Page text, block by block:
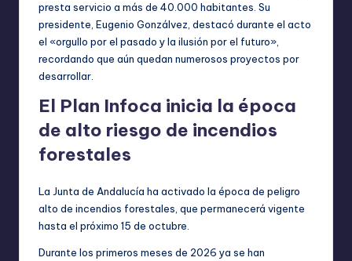
presta servicio a más de 40.000 habitantes. Su
presidente, Eugenio Gonzálvez, destacó durante el acto
el «orgullo por el pasado y la ilusión por el futuro»,
recordando que aún quedan numerosos proyectos por
desarrollar.
El Plan Infoca inicia la época
de alto riesgo de incendios
forestales
La Junta de Andalucía ha activado la época de peligro
alto de incendios forestales, que permanecerá vigente
hasta el próximo 15 de octubre.
Durante los primeros meses de 2026 ya se han